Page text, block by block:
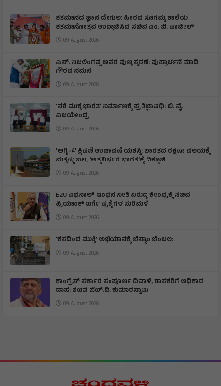
ಶತಮಾನದ ಜ್ಞಾನ ದೇಗುಲ: ಹೀರದ ಸೂಗಮ್ಮ ಶಾಲೆಯ
ಶತಮಾನೋತ್ಸವ ಉದ್ಘಾಟಿಸಿದ ಸಚಿವ ಎಂ. ಬಿ. ಪಾಟೀಲ್
09 August 2026
ಎಸ್. ನಿಜಲಿಂಗಪ್ಪ ಅವರ ಪುಣ್ಯಸ್ಮರಣೆ: ಪುಷ್ಪಾರ್ಚನೆ ಮಾಡಿ
ಗೌರವ ನಮನ​
09 August 2026
'ನಶೆ ಮುಕ್ತ ಭಾರತ' ನಿರ್ಮಾಣಕ್ಕೆ ಪ್ರತಿಜ್ಞಾವಿಧಿ: ಬಿ. ವೈ.
ವಿಜಯೇಂದ್ರ
09 August 2026
'ಅಗ್ನಿ-4' ಕ್ಷಿಪಣಿ ಉಡಾವಣೆ ಯಶಸ್ವಿ: ಭಾರತದ ರಕ್ಷಣಾ ವಲಯಕ್ಕೆ
ಮತ್ತಷ್ಟು ಬಲ, 'ಆತ್ಮನಿರ್ಭರ ಭಾರತ'ಕ್ಕೆ ದಿಕ್ಸೂಚಿ
09 August 2026
E20 ಎಥನಾಲ್ ಇಂಧನ ನೀತಿ ವಿರುದ್ಧ ಕೇಂದ್ರಕ್ಕೆ ಸಚಿವ
ಪ್ರಿಯಾಂಕ್ ಖರ್ಗೆ ಪ್ರಶ್ನೆಗಳ ಸುರಿಮಳೆ
09 August 2026
‘ಕಸದಿಂದ ಮುಕ್ತಿ’ ಅಭಿಯಾನಕ್ಕೆ ಬೆಸ್ಕಾಂ ಬೆಂಬಲ:
09 August 2026
ಕಾಂಗ್ರೆಸ್ ಸರ್ಕಾರ ಸಂಪೂರ್ಣ ದಿವಾಳಿ, ಶಾಸಕರಿಗೆ ಅಧಿಕಾರ
ದಾಹ: ಸಚಿವ ಹೆಚ್.ಡಿ. ಕುಮಾರಸ್ವಾಮಿ
09 August 2026